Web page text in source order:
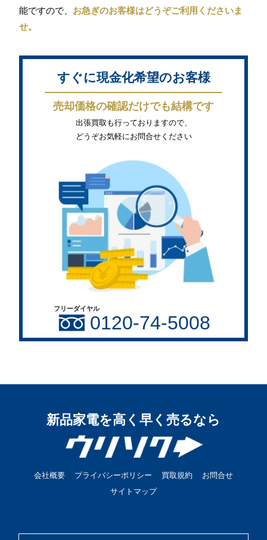
能ですので、 お急ぎのお客様はどうぞご利用くださいま
せ。
すぐに現金化希望のお客様
売却価格の確認だけでも結構です
出張買取も行っておりますので、
どうぞお気軽にお問合せください
フリーダイヤル
0120-74-5008
新品家電を高く早く売るなら
会社概要 プライバシーポリシー 買取規約
お問合せ
サイトマップ